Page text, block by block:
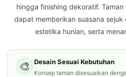
hingga finishing dekoratif.
dapat memberikan suasana
estetika hunian, serta
🎨 Desain Sesuai Kebutuhan
Konsep taman disesuaikan